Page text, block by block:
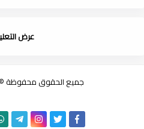
عرض
جميع الحقوق محفوظة © (